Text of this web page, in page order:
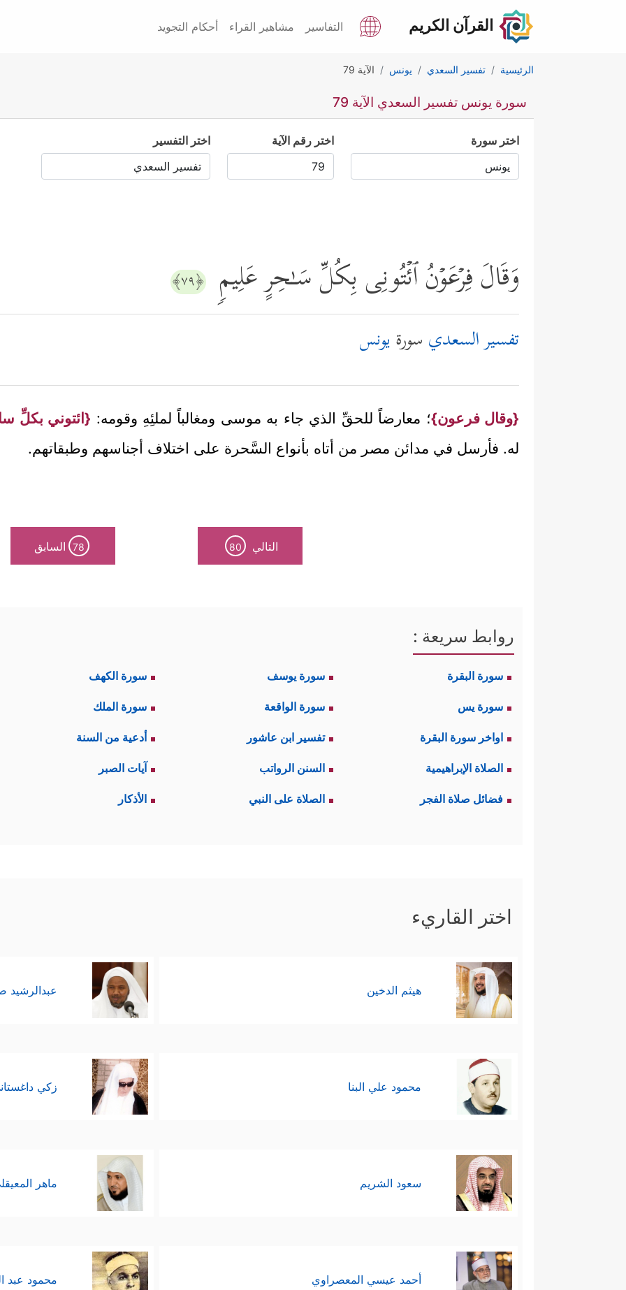
القرآن الكريم التفاسير مشاهير القراء أحكام التجويد
الرئيسية تفسير السعدي يونس الآية 79
سورة يونس تفسير السعدي الآية 79
اختر سورة اختر رقم الآية اختر التفسير
وَقَالَ فِرۡعَوۡنُ ٱئۡتُونِی بِكُلِّ سَـٰحِرٍ عَلِیمࣲ ﴿٧٩﴾
تفسير السعدي سورةيونس
{وقال فرعون}؛ معارضاً للحقِّ الذي جاء به موسى ومغالباً لملئِهِ وقومه: {ائتوني بكلِّ
له. فأرسل في مدائن مصر من أتاه بأنواع السَّحرة على اختلاف أجناسهم وطبقاتهم.
التالي 80
78 السابق
روابط سريعة :
سورة البقرة سورة يوسف سورة الكهف
سورة يس سورة الواقعة سورة الملك
اواخر سورة البقرة تفسير ابن عاشور أدعية من السنة
الصلاة الإبراهيمية السنن الرواتب آيات الصبر
فضائل صلاة الفجر الصلاة على النبي الأذكار
اختر القاريء
هيثم الدخين عبدالرشيد
محمود علي البنا زكي
سعود الشريم ماهر
أحمد عيسي المعصراوي محمود عبد